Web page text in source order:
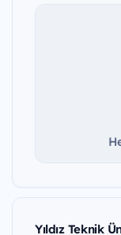
Yıldız Teknik